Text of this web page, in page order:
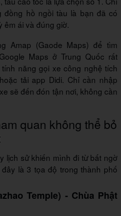
đồng hồ ngồi tàu là bạn đã có
êm ái và đúng giờ.
Amap (Gaode Maps) để tìm
Maps ở Trung Quốc rất
năng gọi xe công nghệ tích
hoặc tải app Didi. Chỉ cần nhập
sẽ đến đón tận nơi, không cần
quan không thể bỏ
lịch sử khiến mình đi từ bất ngờ
là 3 tọa độ trong thành phố
Temple) - Chùa Phật